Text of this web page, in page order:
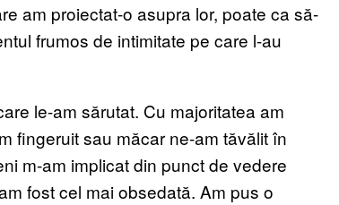
am proiectat-o asupra lor, poate ca să-
frumos de intimitate pe care l-au
le-am sărutat. Cu majoritatea am
fingeruit sau măcar ne-am tăvălit în
m-am implicat din punct de vedere
fost cel mai obsedată. Am pus o